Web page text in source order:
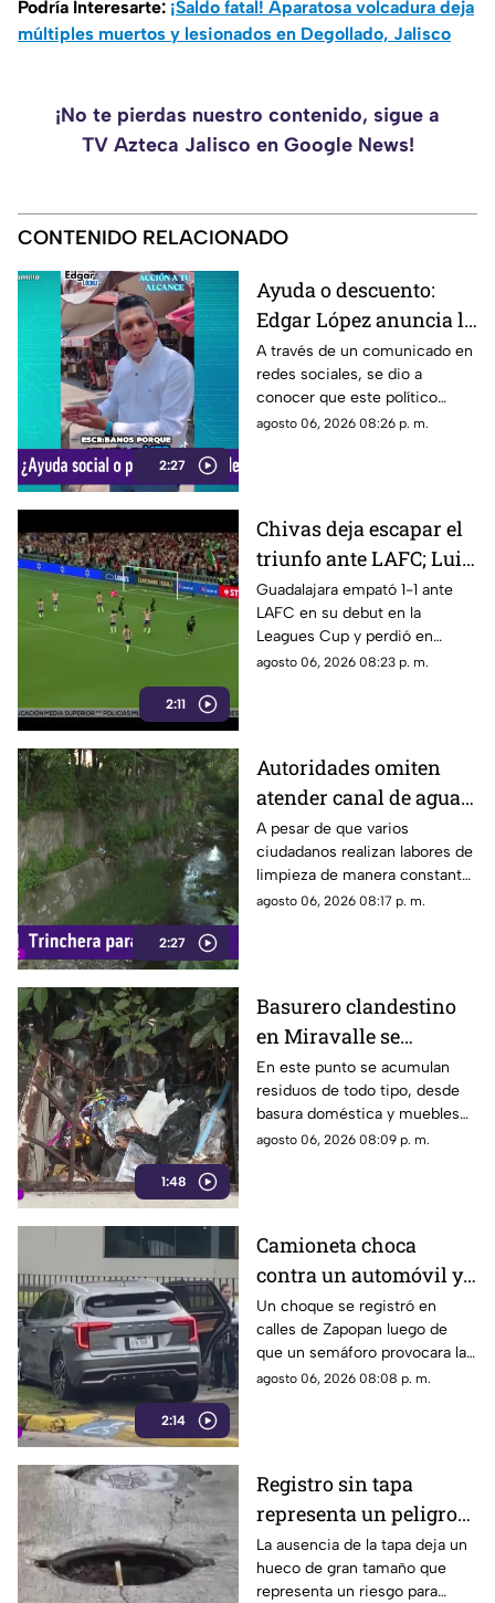
Podría Interesarte: ¡Saldo fatal! Aparatosa volcadura deja
múltiples muertos y lesionados en Degollado, Jalisco
¡No te pierdas nuestro contenido, sigue a
TV Azteca Jalisco en Google News!
CONTENIDO RELACIONADO
2:27
Ayuda o descuento:
Edgar López anuncia la
nueva estrategia para
ayudar algunas
familias
A través de un comunicado en
redes sociales, se dio a
conocer que este político
presuntamente busca ayudar a
agosto 06, 2026 08:26 p. m.
2:11
Chivas deja escapar el
triunfo ante LAFC; Luis
Romo es señalado por
su cobro en penales
Guadalajara empató 1-1 ante
LAFC en su debut en la
Leagues Cup y perdió en
penales; Luis Romo fue
agosto 06, 2026 08:23 p. m.
2:27
Autoridades omiten
atender canal de agua
contaminado en
Tonalá
A pesar de que varios
ciudadanos realizan labores de
limpieza de manera constante
en la zona, algunas personas
agosto 06, 2026 08:17 p. m.
1:48
Basurero clandestino
en Miravalle se
convierte en un foco de
infección por
acumulación de
residuos.
En este punto se acumulan
residuos de todo tipo, desde
basura doméstica y muebles
viejos hasta animales muertos,
condiciones insalubres del
lugar.
agosto 06, 2026 08:09 p. m.
2:14
Camioneta choca
contra un automóvil y
termina sobre la
banqueta
Un choque se registró en
calles de Zapopan luego de
que un semáforo provocara la
colisión entre dos vehículos.
agosto 06, 2026 08:08 p. m.
Registro sin tapa
representa un peligro
en avenida Miguel
López de Legaspi
La ausencia de la tapa deja un
hueco de gran tamaño que
representa un riesgo para